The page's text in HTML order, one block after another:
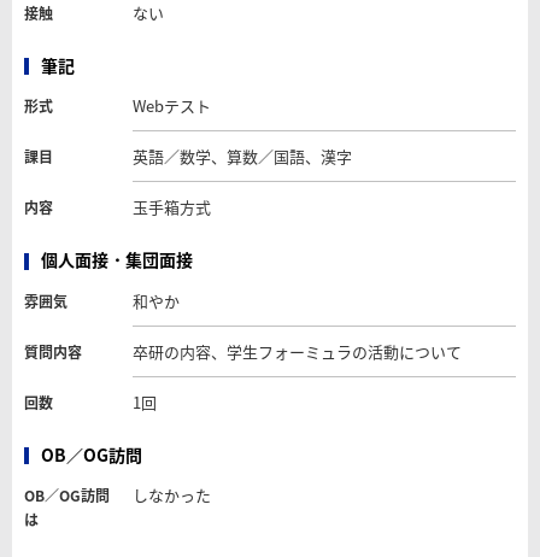
接触 ない
筆記
形式 Webテスト
課目 英語／数学、算数／国語、漢字
内容 玉手箱方式
個人面接・集団面接
雰囲気 和やか
質問内容 卒研の内容、学生フォーミュラの活動について
回数 1回
OB／OG訪問
OB／OG訪問
は
しなかった